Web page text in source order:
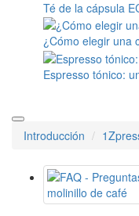
Outin
Kaffelogic
Rancilio
Sobre nosotros
Envío y pago
Contacto